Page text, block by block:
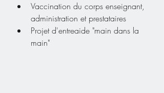
Vaccination du corps enseignant,
administration et prestataires
Projet d'entreaide "main dans la
main"